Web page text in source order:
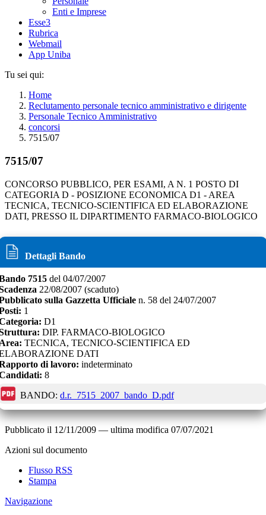
Enti e Imprese
Esse3
Rubrica
Webmail
App Uniba
Tu sei qui:
Home
Reclutamento personale tecnico amministrativo e dirigente
Personale Tecnico Amministrativo
concorsi
7515/07
7515/07
CONCORSO PUBBLICO, PER ESAMI, A N. 1 POSTO DI
CATEGORIA D - POSIZIONE ECONOMICA D1 - AREA
TECNICA, TECNICO-SCIENTIFICA ED ELABORAZIONE
DATI, PRESSO IL DIPARTIMENTO FARMACO-BIOLOGICO
Dettagli Bando
7515 del 04/07/2007
22/08/2007 (scaduto)
sulla Gazzetta Ufficiale n. 58 del 24/07/2007
1
D1
DIP. FARMACO-BIOLOGICO
TECNICA, TECNICO-SCIENTIFICA ED
DATI
di lavoro: indeterminato
8
BANDO: d.r._7515_2007_bando_D.pdf
Pubblicato il 12/11/2009 — ultima modifica 07/07/2021
Azioni sul documento
Flusso RSS
Stampa
Navigazione